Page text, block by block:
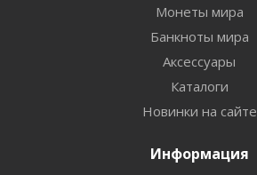
Монеты мира
Банкноты мира
Аксессуары
Каталоги
Новинки на сайте
Информация